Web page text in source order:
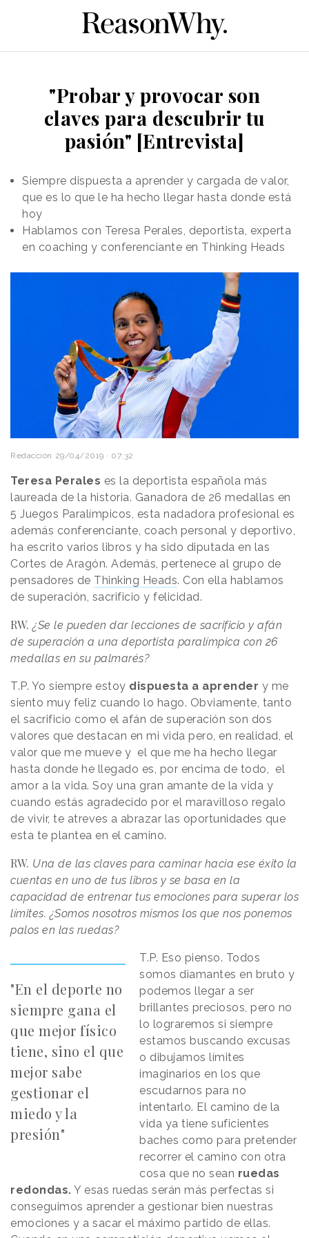
"Probar y provocar son
claves para descubrir tu
pasión" [Entrevista]
Siempre dispuesta a aprender y cargada de valor,
que es lo que le ha hecho llegar hasta donde está
hoy
Hablamos con Teresa Perales, deportista, experta
en coaching y conferenciante en Thinking Heads
Redacción 29/04/2019 · 07:32
Teresa Perales es la deportista española más
laureada de la historia. Ganadora de 26 medallas en
5 Juegos Paralímpicos, esta nadadora profesional es
además conferenciante, coach personal y deportivo,
ha escrito varios libros y ha sido diputada en las
Cortes de Aragón. Además, pertenece al grupo de
pensadores de Thinking Heads. Con ella hablamos
de superación, sacrificio y felicidad.
RW. ¿Se le pueden dar lecciones de sacrificio y afán
de superación a una deportista paralímpica con 26
medallas en su palmarés?
T.P. Yo siempre estoy dispuesta a aprender y me
siento muy feliz cuando lo hago. Obviamente, tanto
el sacrificio como el afán de superación son dos
valores que destacan en mi vida pero, en realidad, el
valor que me mueve y el que me ha hecho llegar
hasta donde he llegado es, por encima de todo, el
amor a la vida. Soy una gran amante de la vida y
cuando estás agradecido por el maravilloso regalo
de vivir, te atreves a abrazar las oportunidades que
esta te plantea en el camino.
RW. Una de las claves para caminar hacia ese éxito la
cuentas en uno de tus libros y se basa en la
capacidad de entrenar tus emociones para superar los
límites. ¿Somos nosotros mismos los que nos ponemos
palos en las ruedas?
"En el deporte no
siempre gana el
que mejor físico
tiene, sino el que
mejor sabe
gestionar el
miedo y la
presión"
T.P. Eso pienso. Todos
somos diamantes en bruto y
podemos llegar a ser
brillantes preciosos, pero no
lo lograremos si siempre
estamos buscando excusas
o dibujamos límites
imaginarios en los que
escudarnos para no
intentarlo. El camino de la
vida ya tiene suficientes
baches como para pretender
recorrer el camino con otra
cosa que no sean ruedas
redondas. Y esas ruedas serán más perfectas si
conseguimos aprender a gestionar bien nuestras
emociones y a sacar el máximo partido de ellas.